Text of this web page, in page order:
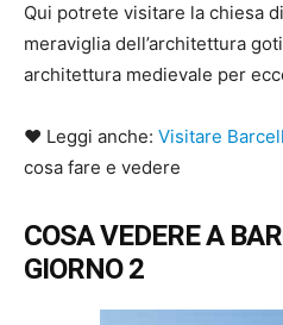
Qui potrete visitare la chiesa di
meraviglia dell’architettura
architettura medievale per
♥ Leggi anche: Visitare
cosa fare e vedere
COSA VEDERE A
GIORNO 2